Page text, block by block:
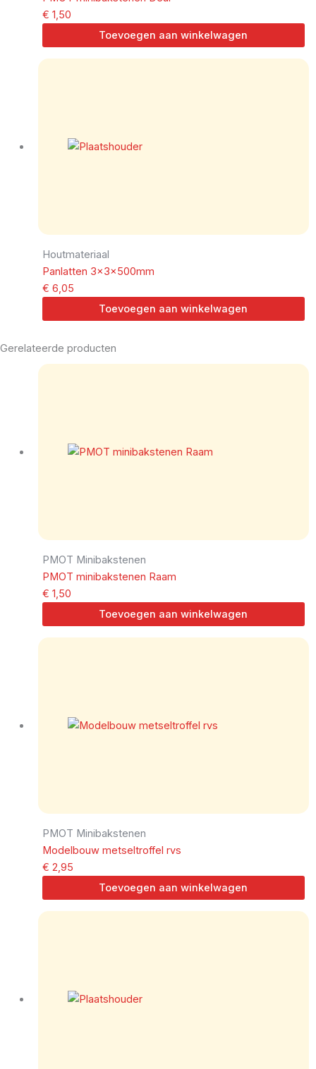
€ 1,50
Toevoegen aan winkelwagen
Houtmateriaal
Panlatten 3x3x500mm
€ 6,05
Toevoegen aan winkelwagen
Gerelateerde producten
PMOT Minibakstenen
PMOT minibakstenen Raam
€ 1,50
Toevoegen aan winkelwagen
PMOT Minibakstenen
Modelbouw metseltroffel rvs
€ 2,95
Toevoegen aan winkelwagen